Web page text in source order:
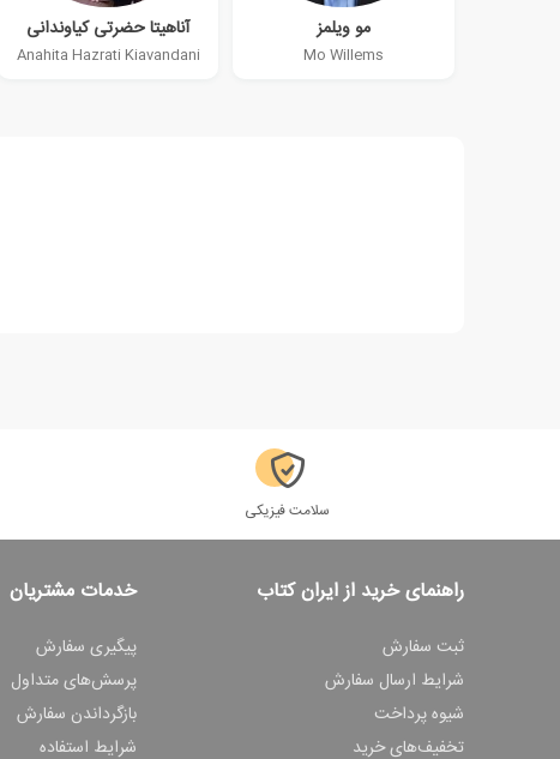
مو ویلمز
Mo Willems
آناهیتا حضرتی کیاوندانی
Anahita Hazrati Kiavandani
سلامت فیزیکی
راهنمای خرید از ایران کتاب
ثبت سفارش
شرایط ارسال سفارش
شیوه پرداخت
تخفیف‌های خرید
خدمات مشتریان
پیگیری سفارش
پرسش‌های متداول
بازگرداندن سفارش
شرایط استفاده